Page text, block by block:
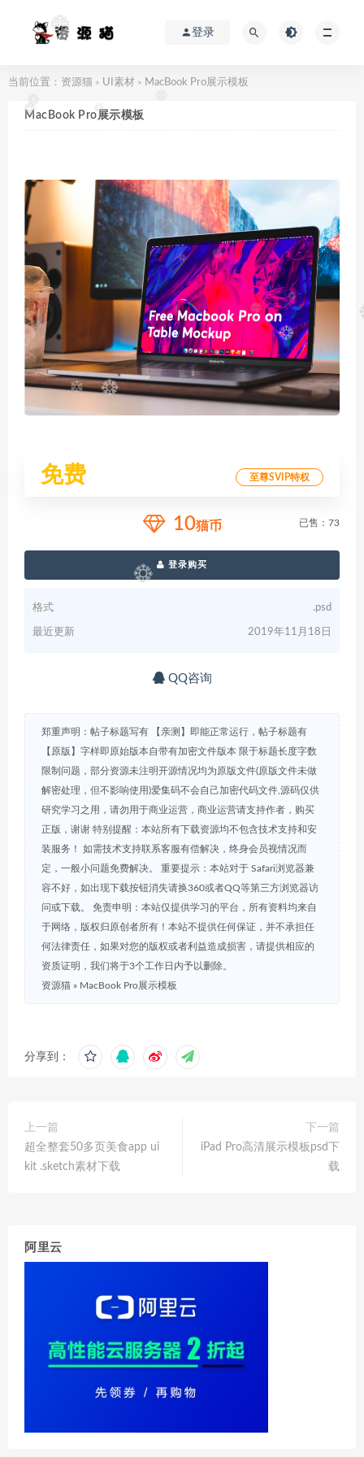
登录
当前位置： 资源猫 > UI素材 > MacBook Pro展示模板
MacBook Pro展示模板
免费 至尊SVIP特权
10猫币 已售：73
登录购买
格式 .psd
最近更新 2019年11月18日
QQ咨询
郑重声明：帖子标题写有 【亲测】即能正常运行，帖子标题有
【原版】字样即原始版本自带有加密文件版本 限于标题长度字数
限制问题，部分资源未注明开源情况均为原版文件(原版文件未做
解密处理，但不影响使用)爱集码不会自己加密代码文件,源码仅供
研究学习之用，请勿用于商业运营，商业运营请支持作者，购买
正版，谢谢 特别提醒：本站所有下载资源均不包含技术支持和安
装服务！ 如需技术支持联系客服有偿解决，终身会员视情况而
定，一般小问题免费解决。 重要提示：本站对于 Safari浏览器兼
容不好，如出现下载按钮消失请换360或者QQ等第三方浏览器访
问或下载。 免责申明：本站仅提供学习的平台，所有资料均来自
于网络，版权归原创者所有！本站不提供任何保证，并不承担任
何法律责任，如果对您的版权或者利益造成损害，请提供相应的
资质证明，我们将于3个工作日内予以删除。
资源猫 » MacBook Pro展示模板
分享到：
上一篇
超全整套50多页美食app ui
kit .sketch素材下载
下一篇
iPad Pro高清展示模板psd下
载
阿里云